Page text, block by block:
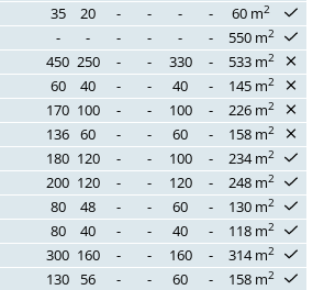
35 20 - - - - 60 m2
- - - - - - 550 m2
450 250 - - 330 - 533 m2
60 40 - - 40 - 145 m2
170 100 - - 100 - 226 m2
136 60 - - 60 - 158 m2
180 120 - - 100 - 234 m2
200 120 - - 120 - 248 m2
80 48 - - 60 - 130 m2
80 40 - - 40 - 118 m2
300 160 - - 160 - 314 m2
130 56 - - 60 - 158 m2